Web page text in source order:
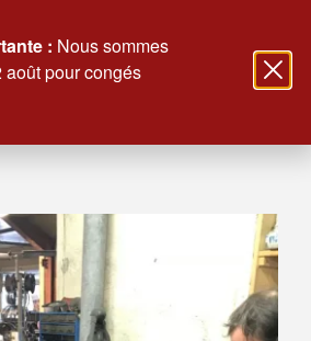
: Nous sommes
août pour congés